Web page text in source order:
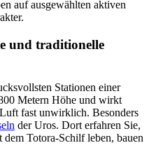
auf ausgewählten aktiven
und traditionelle
Stationen einer
Metern Höhe und wirkt
fast unwirklich. Besonders
der Uros. Dort erfahren Sie,
Totora-Schilf leben, bauen